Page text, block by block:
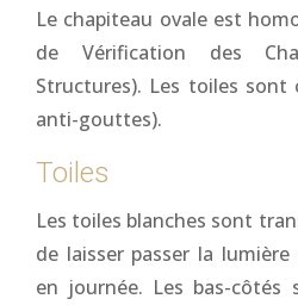
Le chapiteau ovale est
de Vérification des
Structures). Les toiles sont
anti-gouttes).
Toiles
Les toiles blanches sont
de laisser passer la
en journée. Les bas-